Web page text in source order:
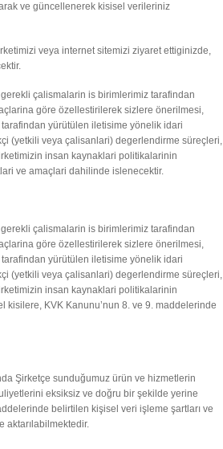
ve güncellenerek kisisel verileriniz
veya internet sitemizi ziyaret ettiginizde,
çalismalarin is birimlerimiz tarafindan
göre özellestirilerek sizlere önerilmesi,
yürütülen iletisime yönelik idari
(yetkili veya çalisanlari) degerlendirme süreçleri,
insan kaynaklari politikalarinin
ve amaçlari dahilinde islenecektir.
çalismalarin is birimlerimiz tarafindan
göre özellestirilerek sizlere önerilmesi,
yürütülen iletisime yönelik idari
(yetkili veya çalisanlari) degerlendirme süreçleri,
insan kaynaklari politikalarinin
KVK Kanunu’nun 8. ve 9. maddelerinde
Şirketçe sunduğumuz ürün ve hizmetlerin
eksiksiz ve doğru bir şekilde yerine
belirtilen kişisel veri işleme şartları ve
aktarılabilmektedir.